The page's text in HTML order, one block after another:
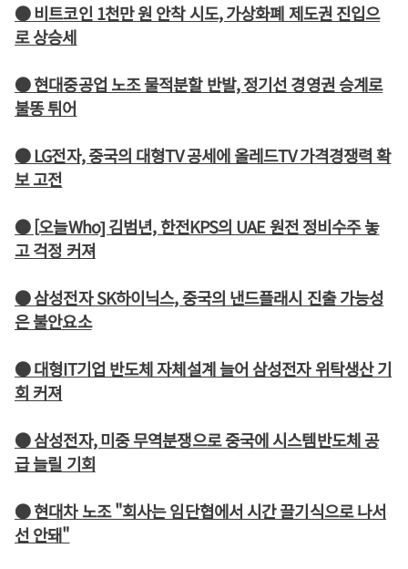
● 비트코인 1천만 원 안착 시도, 가상화폐 제도권 진입으
로 상승세
● 현대중공업 노조 물적분할 반발, 정기선 경영권 승계로
불똥 튀어
● LG전자, 중국의 대형TV 공세에 올레드TV 가격경쟁력 확
보 고전
● [오늘Who] 김범년, 한전KPS의 UAE 원전 정비수주 놓
고 걱정 커져
● 삼성전자 SK하이닉스, 중국의 낸드플래시 진출 가능성
은 불안요소
● 대형IT기업 반도체 자체설계 늘어 삼성전자 위탁생산 기
회 커져
● 삼성전자, 미중 무역분쟁으로 중국에 시스템반도체 공
급 늘릴 기회
● 현대차 노조 "회사는 임단협에서 시간 끌기식으로 나서
선 안돼"